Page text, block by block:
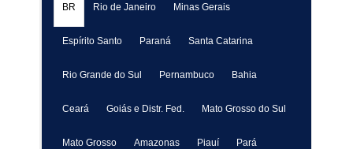
BR Rio de Janeiro Minas Gerais
Espírito Santo Paraná Santa Catarina
Rio Grande do Sul Pernambuco Bahia
Ceará Goiás e Distr. Fed. Mato Grosso do Sul
Mato Grosso Amazonas Piauí Pará